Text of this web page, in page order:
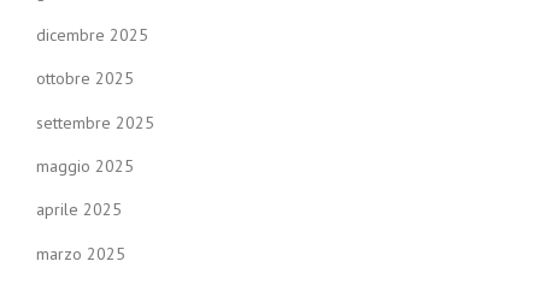
dicembre 2025
ottobre 2025
settembre 2025
maggio 2025
aprile 2025
marzo 2025